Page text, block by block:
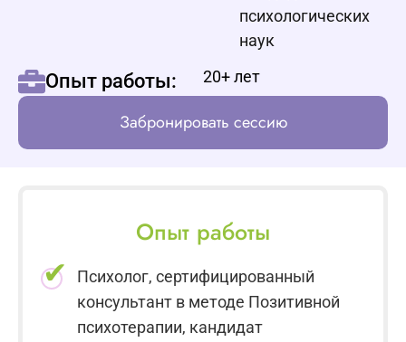
психологических
наук
Опыт работы: 20+ лет
Забронировать сессию
Опыт работы
Психолог, сертифицированный
консультант в методе Позитивной
психотерапии, кандидат